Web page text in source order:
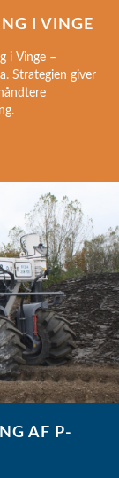
I VINGE
i Vinge –
Strategien giver
AF P-